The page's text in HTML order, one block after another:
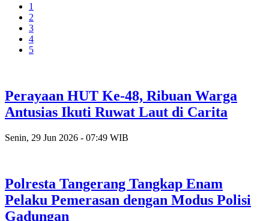
1
2
3
4
5
Perayaan HUT Ke-48, Ribuan Warga
Antusias Ikuti Ruwat Laut di Carita
Senin, 29 Jun 2026 - 07:49 WIB
Polresta Tangerang Tangkap Enam
Pelaku Pemerasan dengan Modus Polisi
Gadungan